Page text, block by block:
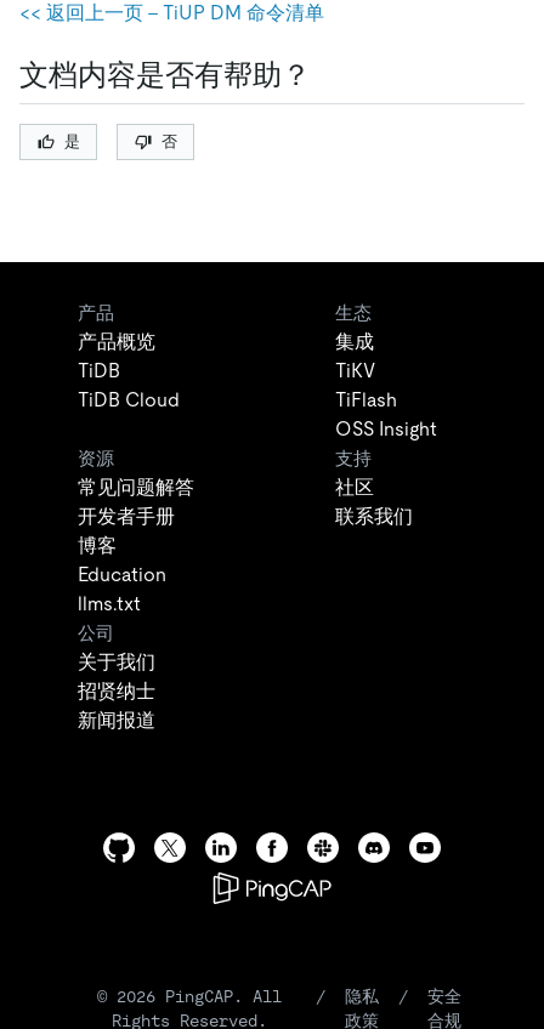
<< 返回上一页 - TiUP DM 命令清单
文档内容是否有帮助？
是 否
产品
产品概览
TiDB
TiDB Cloud
生态
集成
TiKV
TiFlash
OSS Insight
资源
常见问题解答
开发者手册
博客
Education
llms.txt
支持
社区
联系我们
公司
关于我们
招贤纳士
新闻报道
© 2026 PingCAP. All
Rights Reserved.
/
隐私
政策
/
安全
合规